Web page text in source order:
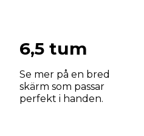
6,5 tum
Se mer på en bred
skärm som passar
perfekt i handen.